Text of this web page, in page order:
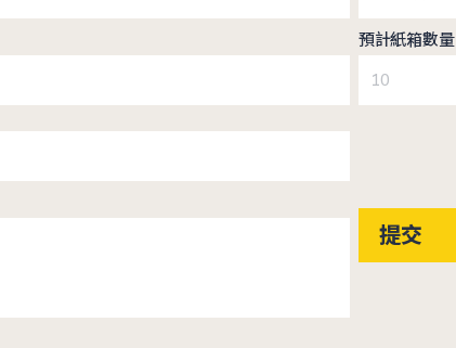
預計紙箱數量
提交